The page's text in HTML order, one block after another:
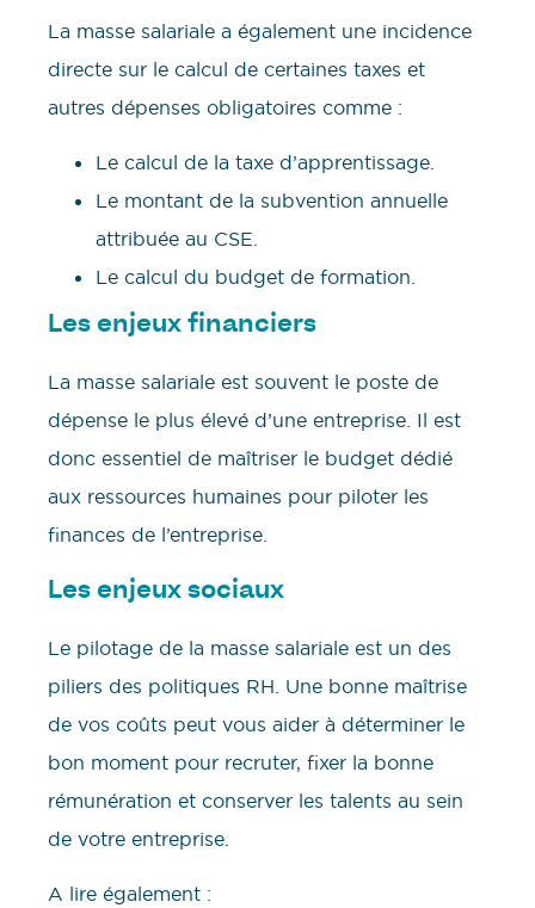
La masse salariale a également une incidence
directe sur le calcul de certaines taxes et
autres dépenses obligatoires comme :
Le calcul de la taxe d’apprentissage.
Le montant de la subvention annuelle
attribuée au CSE.
Le calcul du budget de formation.
Les enjeux financiers
La masse salariale est souvent le poste de
dépense le plus élevé d’une entreprise. Il est
donc essentiel de maîtriser le budget dédié
aux ressources humaines pour piloter les
finances de l’entreprise.
Les enjeux sociaux
Le pilotage de la masse salariale est un des
piliers des politiques RH. Une bonne maîtrise
de vos coûts peut vous aider à déterminer le
bon moment pour recruter, fixer la bonne
rémunération et conserver les talents au sein
de votre entreprise.
A lire également :